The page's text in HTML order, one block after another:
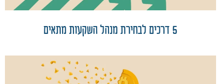
5 דרכים לבחירת מנהל השקעות מתאים